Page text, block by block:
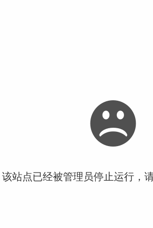
站点已经被管理员停止运行，